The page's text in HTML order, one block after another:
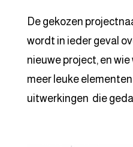
De gekozen
wordt in ieder geval
nieuwe project, en
meer leuke
uitwerkingen die